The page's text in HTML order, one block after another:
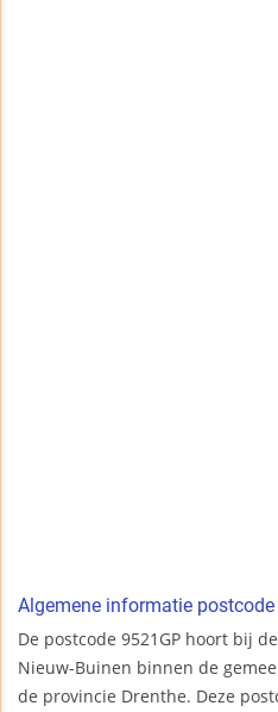
Algemene informatie postcode
De postcode 9521GP hoort bij
Nieuw-Buinen binnen de
de provincie Drenthe. Deze